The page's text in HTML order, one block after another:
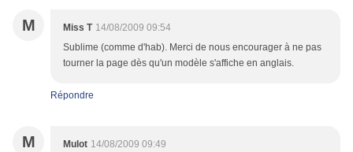
M Miss T 14/08/2009 09:54
Sublime (comme d'hab). Merci de nous encourager à ne pas
tourner la page dès qu'un modèle s'affiche en anglais.
Répondre
M Mulot 14/08/2009 09:49